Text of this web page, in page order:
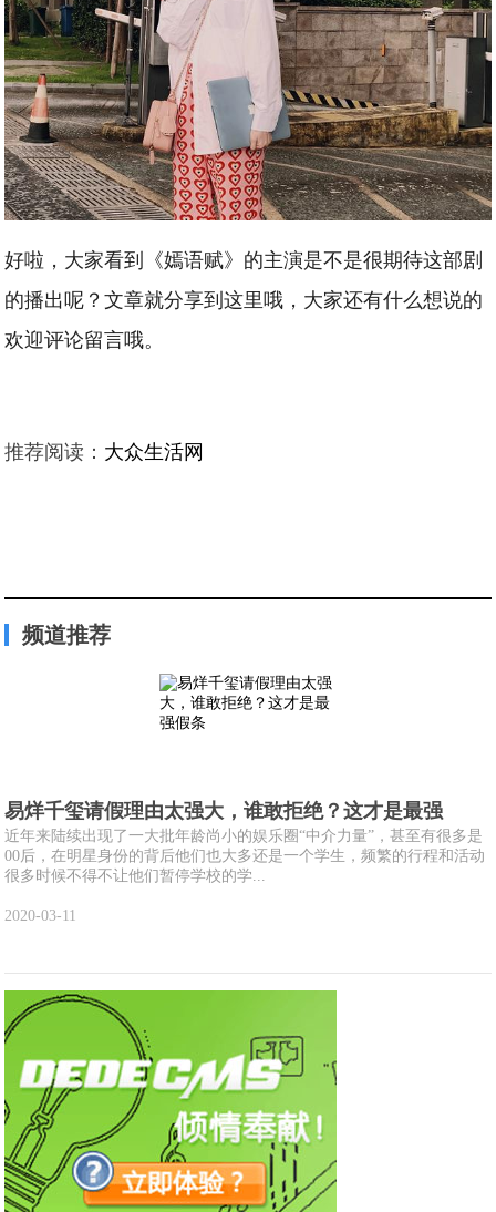
好啦，大家看到《嫣语赋》的主演是不是很期待这部剧
的播出呢？文章就分享到这里哦，大家还有什么想说的
欢迎评论留言哦。
推荐阅读： 大众生活网
频道推荐
易烊千玺请假理由太强大，谁敢拒绝？这才是最强
近年来陆续出现了一大批年龄尚小的娱乐圈“中介力量”，甚至有很多是
00后，在明星身份的背后他们也大多还是一个学生，频繁的行程和活动
很多时候不得不让他们暂停学校的学...
2020-03-11